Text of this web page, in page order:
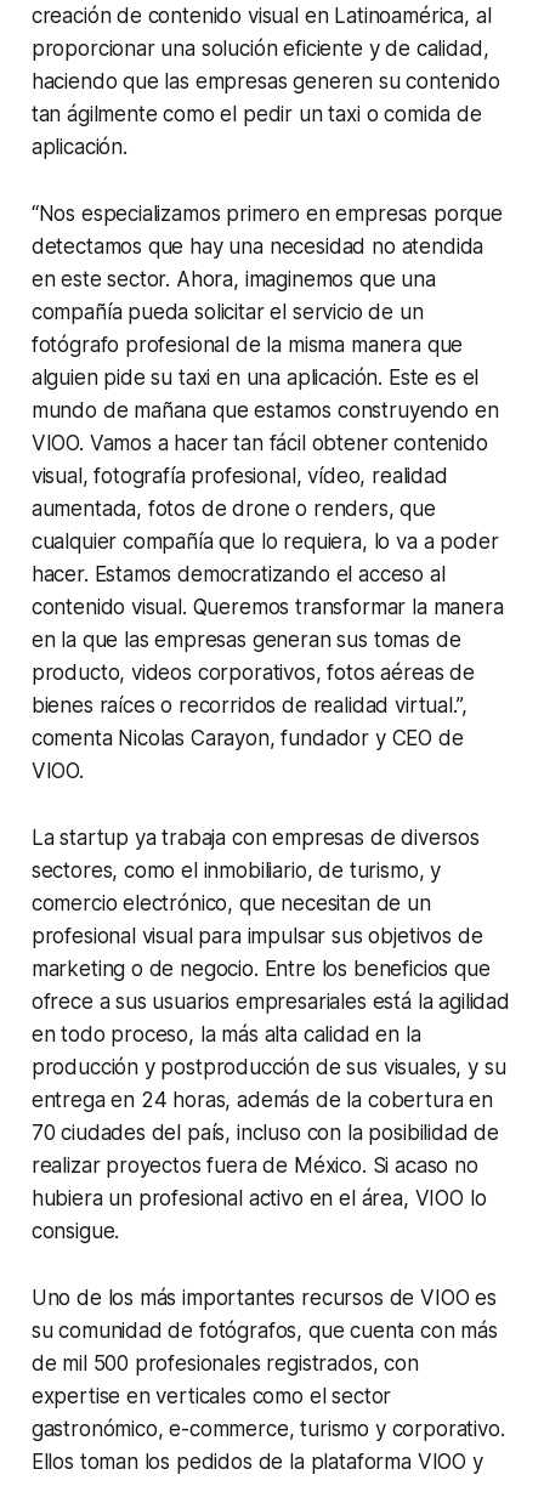
creación de contenido visual en Latinoamérica, al
proporcionar una solución eficiente y de calidad,
haciendo que las empresas generen su contenido
tan ágilmente como el pedir un taxi o comida de
aplicación.
“Nos especializamos primero en empresas porque
detectamos que hay una necesidad no atendida
en este sector. Ahora, imaginemos que una
compañía pueda solicitar el servicio de un
fotógrafo profesional de la misma manera que
alguien pide su taxi en una aplicación. Este es el
mundo de mañana que estamos construyendo en
VIOO. Vamos a hacer tan fácil obtener contenido
visual, fotografía profesional, vídeo, realidad
aumentada, fotos de drone o renders, que
cualquier compañía que lo requiera, lo va a poder
hacer. Estamos democratizando el acceso al
contenido visual. Queremos transformar la manera
en la que las empresas generan sus tomas de
producto, videos corporativos, fotos aéreas de
bienes raíces o recorridos de realidad virtual.”,
comenta Nicolas Carayon, fundador y CEO de
VIOO.
La startup ya trabaja con empresas de diversos
sectores, como el inmobiliario, de turismo, y
comercio electrónico, que necesitan de un
profesional visual para impulsar sus objetivos de
marketing o de negocio. Entre los beneficios que
ofrece a sus usuarios empresariales está la agilidad
en todo proceso, la más alta calidad en la
producción y postproducción de sus visuales, y su
entrega en 24 horas, además de la cobertura en
70 ciudades del país, incluso con la posibilidad de
realizar proyectos fuera de México. Si acaso no
hubiera un profesional activo en el área, VIOO lo
consigue.
Uno de los más importantes recursos de VIOO es
su comunidad de fotógrafos, que cuenta con más
de mil 500 profesionales registrados, con
expertise en verticales como el sector
gastronómico, e-commerce, turismo y corporativo.
Ellos toman los pedidos de la plataforma VIOO y